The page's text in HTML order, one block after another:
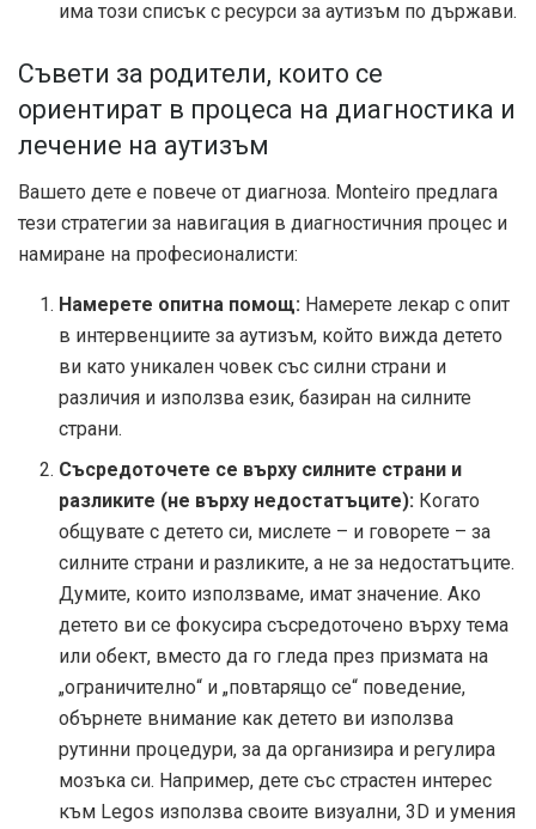
има този списък с ресурси за аутизъм по държави.
Съвети за родители, които се
ориентират в процеса на диагностика и
лечение на аутизъм
Вашето дете е повече от диагноза. Monteiro предлага
тези стратегии за навигация в диагностичния процес и
намиране на професионалисти:
Намерете опитна помощ: Намерете лекар с опит
в интервенциите за аутизъм, който вижда детето
ви като уникален човек със силни страни и
различия и използва език, базиран на силните
страни.
Съсредоточете се върху силните страни и
разликите (не върху недостатъците): Когато
общувате с детето си, мислете – и говорете – за
силните страни и разликите, а не за недостатъците.
Думите, които използваме, имат значение. Ако
детето ви се фокусира съсредоточено върху тема
или обект, вместо да го гледа през призмата на
„ограничително“ и „повтарящо се“ поведение,
обърнете внимание как детето ви използва
рутинни процедури, за да организира и регулира
мозъка си. Например, дете със страстен интерес
към Legos използва своите визуални, 3D и умения